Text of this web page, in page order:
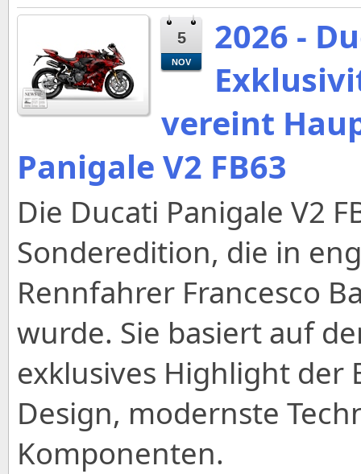
5
NOV
2026 -
vereint
Panigale V2 FB63
Die Ducati Panigale V2
Sonderedition, die in
Rennfahrer Francesco
wurde. Sie basiert auf
exklusives Highlight der
Design, modernste
Komponenten.